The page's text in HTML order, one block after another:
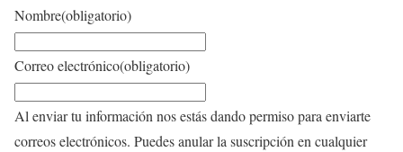
Nombre(obligatorio)
Correo electrónico(obligatorio)
Al enviar tu información nos estás dando permiso para enviarte
correos electrónicos. Puedes anular la suscripción en cualquier